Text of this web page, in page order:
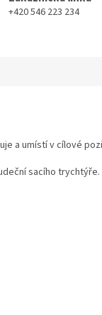
+420 546 223 234
a umístí v cílové
sacího trychtýře.